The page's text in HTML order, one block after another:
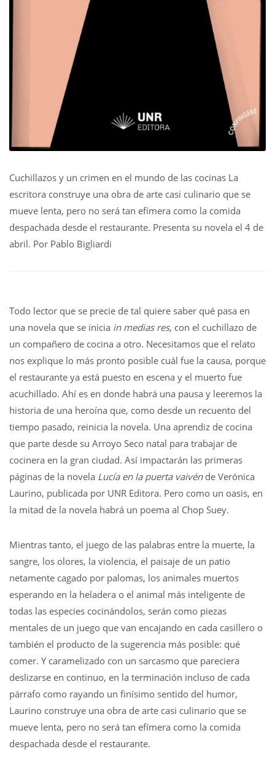
Cuchillazos y un crimen en el mundo de las cocinas La
escritora construye una obra de arte casi culinario que se
mueve lenta, pero no será tan efímera como la comida
despachada desde el restaurante. Presenta su novela el 4 de
abril. Por Pablo Bigliardi
Todo lector que se precie de tal quiere saber qué pasa en
una novela que se inicia in medias res, con el cuchillazo de
un compañero de cocina a otro. Necesitamos que el relato
nos explique lo más pronto posible cuál fue la causa, porque
el restaurante ya está puesto en escena y el muerto fue
acuchillado. Ahí es en donde habrá una pausa y leeremos la
historia de una heroína que, como desde un recuento del
tiempo pasado, reinicia la novela. Una aprendiz de cocina
que parte desde su Arroyo Seco natal para trabajar de
cocinera en la gran ciudad. Así impactarán las primeras
páginas de la novela Lucía en la puerta vaivénde Verónica
Laurino, publicada por UNR Editora. Pero como un oasis, en
la mitad de la novela habrá un poema al Chop Suey.
Mientras tanto, el juego de las palabras entre la muerte, la
sangre, los olores, la violencia, el paisaje de un patio
netamente cagado por palomas, los animales muertos
esperando en la heladera o el animal más inteligente de
todas las especies cocinándolos, serán como piezas
mentales de un juego que van encajando en cada casillero o
también el producto de la sugerencia más posible: qué
comer. Y caramelizado con un sarcasmo que pareciera
deslizarse en continuo, en la terminación incluso de cada
párrafo como rayando un finísimo sentido del humor,
Laurino construye una obra de arte casi culinario que se
mueve lenta, pero no será tan efímera como la comida
despachada desde el restaurante.